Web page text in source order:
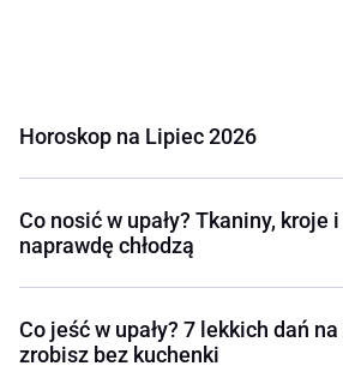
Horoskop na Lipiec 2026
Co nosić w upały? Tkaniny, kroje
naprawdę chłodzą
Co jeść w upały? 7 lekkich dań
zrobisz bez kuchenki